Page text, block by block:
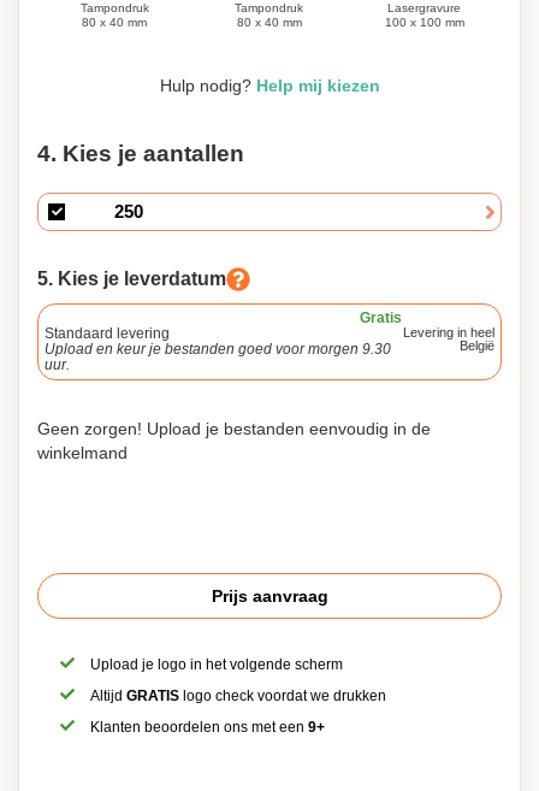
Tampondruk
80 x 40 mm
Tampondruk
80 x 40 mm
Lasergravure
100 x 100 mm
Hulp nodig? Help mij kiezen
4. Kies je aantallen
5. Kies je leverdatum
Gratis
Standaard levering
Upload en keur je bestanden goed voor morgen 9.30
uur.
Levering in heel
België
Geen zorgen! Upload je bestanden eenvoudig in de
winkelmand
Prijs aanvraag
Upload je logo in het volgende scherm
AltijdGRATIS logo check voordat we drukken
Klanten beoordelen ons met een9+